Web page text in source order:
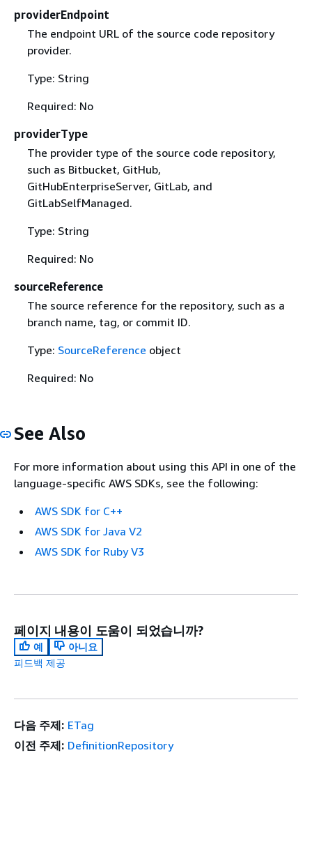
providerEndpoint
The endpoint URL of the source code repository
provider.
Type: String
Required: No
providerType
The provider type of the source code repository,
such as Bitbucket, GitHub,
GitHubEnterpriseServer, GitLab, and
GitLabSelfManaged.
Type: String
Required: No
sourceReference
The source reference for the repository, such as a
branch name, tag, or commit ID.
Type: SourceReference object
Required: No
See Also
For more information about using this API in one of the
language-specific AWS SDKs, see the following:
AWS SDK for C++
AWS SDK for Java V2
AWS SDK for Ruby V3
페이지 내용이 도움이 되었습니까?
예
아니요
피드백 제공
다음 주제: ETag
이전 주제: DefinitionRepository